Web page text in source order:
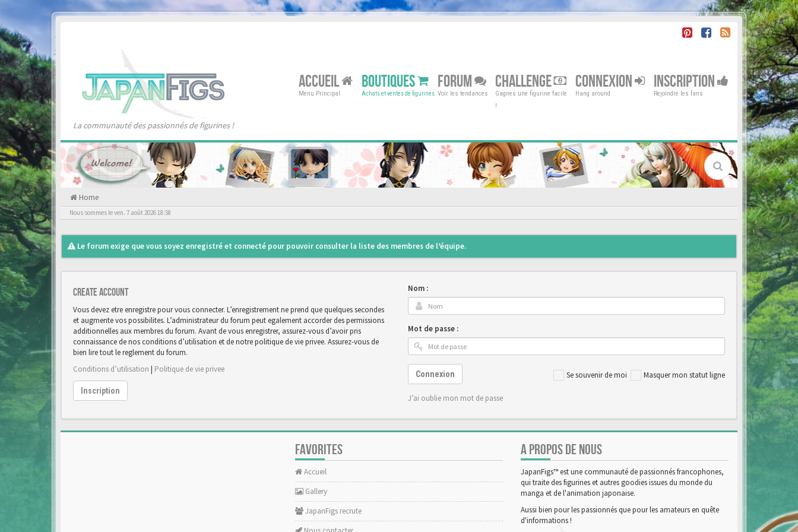
La communauté des passionnés de figurines !
ACCUEIL
Menu Principal
BOUTIQUES
Achats et ventes de figurines
FORUM
Voir les tendances
CHALLENGE
Gagnes une figurine facile
!
CONNEXION
Hang around
INSCRIPTION
Rejoindre les fans
Home
Nous sommes le ven. 7 août 2026 18:58
Le forum exige que vous soyez enregistré et connecté pour pouvoir consulter la liste des membres de l’équipe.
Create account
Vous devez etre enregistre pour vous connecter. L’enregistrement ne prend que quelques secondes
et augmente vos possibilites. L’administrateur du forum peut egalement accorder des permissions
additionnelles aux membres du forum. Avant de vous enregistrer, assurez-vous d’avoir pris
connaissance de nos conditions d’utilisation et de notre politique de vie privee. Assurez-vous de
bien lire tout le reglement du forum.
Conditions d’utilisation | Politique de vie privee
Inscription
Nom :
Mot de passe :
Se souvenir de moi Masquer mon statut ligne
Connexion
J’ai oublie mon mot de passe
FAVORITES
Accueil
Gallery
JapanFigs recrute
A PROPOS DE NOUS
JapanFigs™ est une communauté de passionnés francophones,
qui traite des figurines et autres goodies issues du monde du
manga et de l'animation japonaise.
Aussi bien pour les passionnés que pour les amateurs en quête
d'informations !